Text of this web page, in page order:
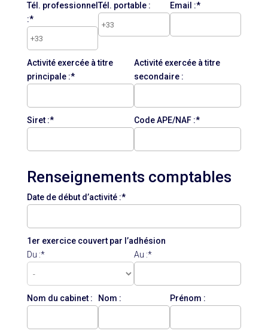
Tél. professionnel
:*
Tél. portable : Email :*
Activité exercée à titre
principale :*
Activité exercée à titre
secondaire :
Siret :* Code APE/NAF :*
Renseignements comptables
Date de début d’activité :*
1er exercice couvert par l’adhésion
Du :*
Au :*
Nom du cabinet : Nom : Prénom :